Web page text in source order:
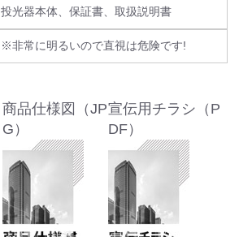
投光器本体、保証書、取扱説明書
※非常に明るいので直視は危険です!
商品仕様図（JP
G）
宣伝用チラシ（P
DF）